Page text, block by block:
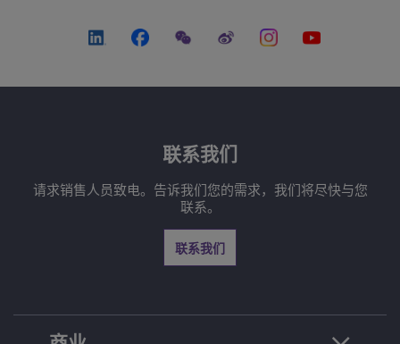
联系我们
请求销售人员致电。告诉我们您的需求，我们将尽快与您
联系。
联系我们